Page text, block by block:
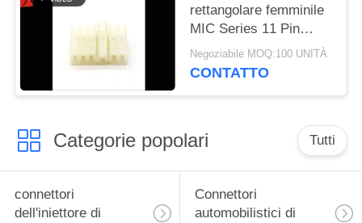
rettangolare femminile
MIC Series 11 Pin
Connectors di TE
Connectivity
Negoziabile MOQ:100 UNITÀ
CONTATTO
Categorie popolari Tutti
connettori
dell'iniettore di
Connettori
automobilistici di